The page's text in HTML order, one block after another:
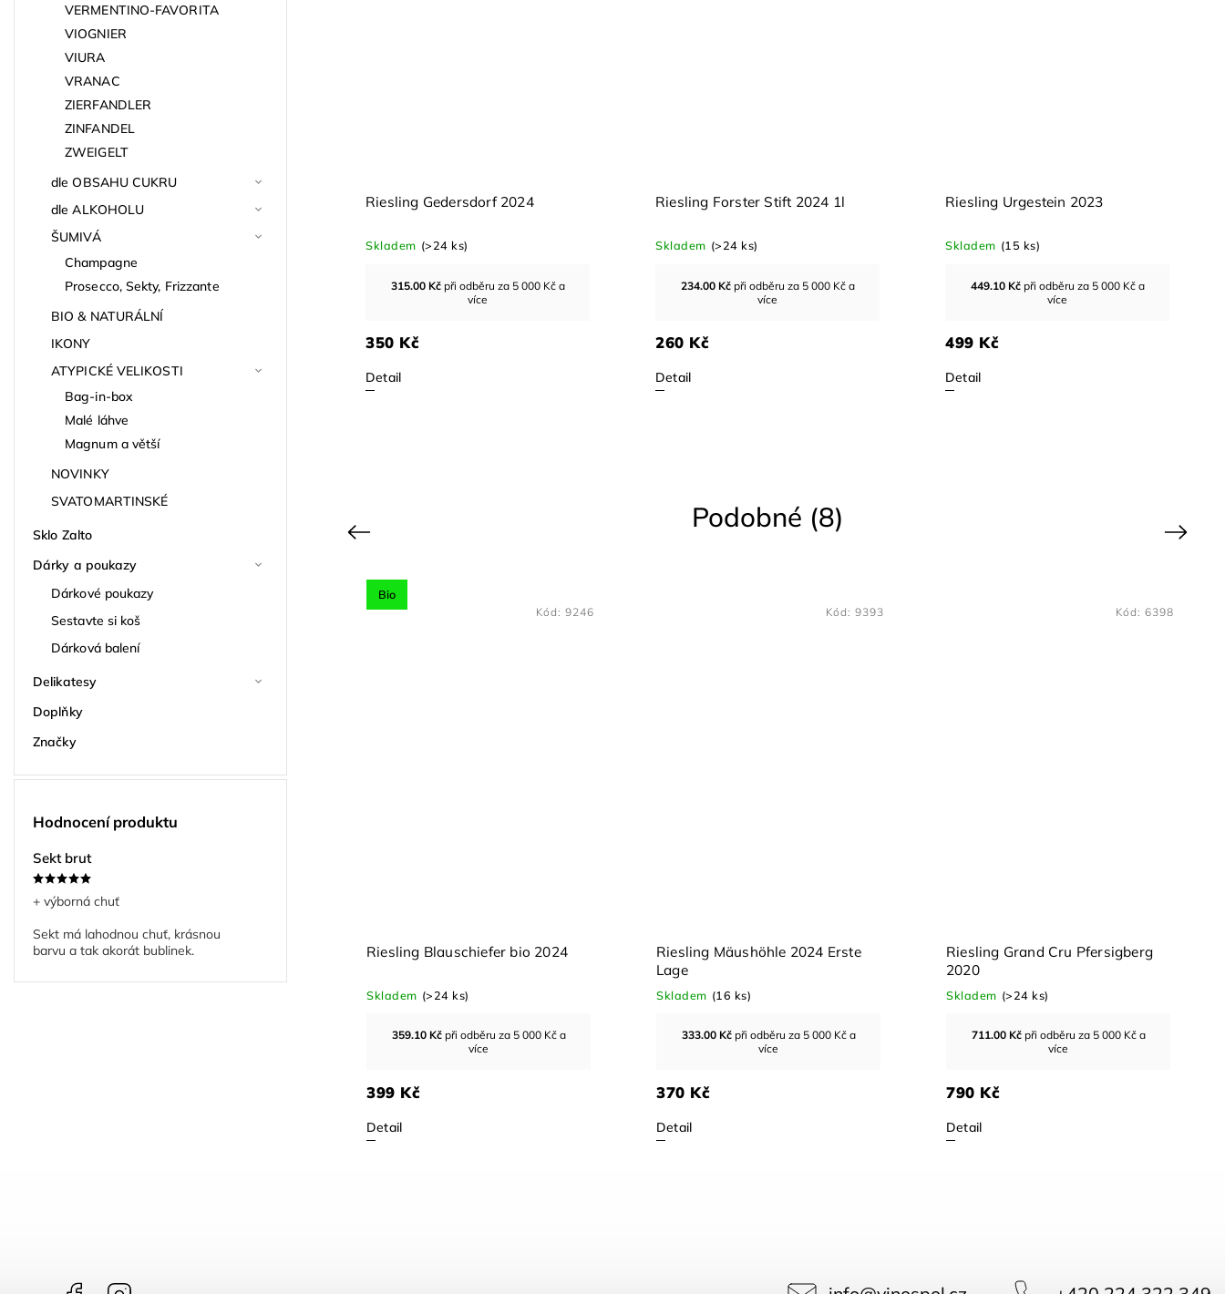
VERMENTINO-FAVORITA
VIOGNIER
VIURA
VRANAC
ZIERFANDLER
ZINFANDEL
ZWEIGELT
dle OBSAHU CUKRU
dle ALKOHOLU
ŠUMIVÁ
Champagne
Prosecco, Sekty, Frizzante
BIO & NATURÁLNÍ
IKONY
ATYPICKÉ VELIKOSTI
Bag-in-box
Malé láhve
Magnum a větší
NOVINKY
SVATOMARTINSKÉ
Sklo Zalto
Dárky a poukazy
Dárkové poukazy
Sestavte si koš
Dárková balení
Delikatesy
Doplňky
Značky
Hodnocení produktu
Sekt brut
+ výborná chuť
Sekt má lahodnou chuť, krásnou
barvu a tak akorát bublinek.
Gedersdorf 2024
(>24 ks)
Kč
Kčpři odběru za 5 000 Kč a
Riesling Forster Stift 2024 1l
(>24 ks)
při odběru za 5 000 Kč a
Riesling Urgestein 2023
(15 ks)
při odběru za 5 000 Kč a
Riesling Erste Lage Moosburgerin
(12 ks)
při odběru za 5 000 Kč a
Podobné (8)
Previous
Bio
Riesling Blauschiefer bio 2024
Riesling Mäushöhle 2024 Erste
Skladem (16 ks)
370 Kč
333.00 Kčpři odběru za 5 000 Kč a
Detail
Kód:
Riesling Grand Cru Pfersigberg
Skladem (>24 ks)
790 Kč
711.00 Kčpři odběru za 5 000 Kč a
Detail
Kód:
Riesling Landhaus 2024
Skladem (>24 ks)
270 Kč
243.00 Kčpři odběru za 5 000 Kč a
Detail
Kód:
Next
Facebook